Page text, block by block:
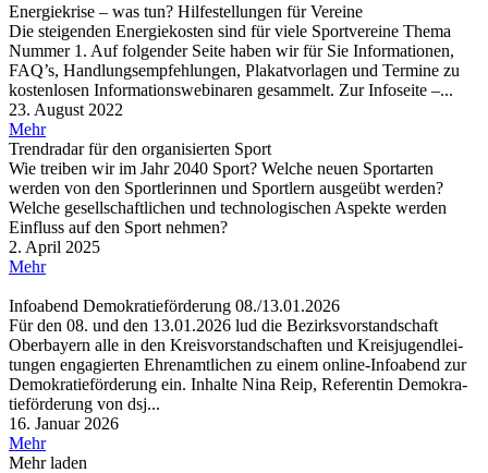
Ener­gie­krise – was tun? Hilfe­stel­lun­gen für Vereine
Die stei­gen­den Ener­gie­kos­ten sind für viele Sport­ver­eine Thema
Nummer 1. Auf folgen­der Seite haben wir für Sie Infor­ma­tio­nen,
FAQ’s, Hand­lungs­emp­feh­lun­gen, Plakat­vor­la­gen und Termine zu
kosten­lo­sen Infor­ma­ti­ons­web­i­na­ren gesammelt. Zur Info­seite –...
23. August 2022
Mehr
Trend­ra­dar für den orga­ni­sier­ten Sport
Wie treiben wir im Jahr 2040 Sport? Welche neuen Sportarten
werden von den Sportlerinnen und Sportlern ausgeübt werden?
Welche gesellschaftlichen und technologischen Aspekte werden
Einfluss auf den Sport nehmen?
2. April 2025
Mehr
Info­abend Demo­kra­tie­för­de­rung 08./13.01.2026
Für den 08. und den 13.01.2026 lud die Bezirks­vor­stand­schaft
Ober­bay­ern alle in den Kreis­vor­stand­schaf­ten und Kreis­ju­gend­lei­
tun­gen enga­gier­ten Ehren­amt­li­chen zu einem online-Info­abend zur
Demo­kra­tie­för­de­rung ein. Inhalte Nina Reip, Refe­ren­tin Demo­kra­
tie­för­de­rung von dsj...
16. Januar 2026
Mehr
Mehr laden